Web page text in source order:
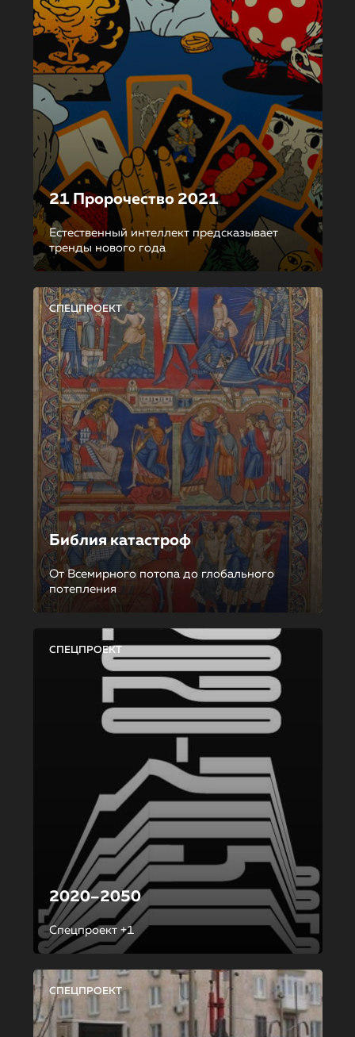
21 Пророчество 2021
Естественный интеллект предсказывает
тренды нового года
СПЕЦПРОЕКТ
Библия катастроф
От Всемирного потопа до глобального
потепления
СПЕЦПРОЕКТ
2020–2050
Спецпроект +1
СПЕЦПРОЕКТ